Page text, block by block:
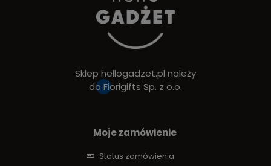
Sklep hellogadzet.pl należy
do Fiorigifts Sp. z o.o.
Moje zamówienie
Status zamówienia